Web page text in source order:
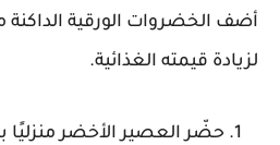
أضف الخضروات الورقية الداكنة
لزيادة قيمته الغذائية.
حضّر العصير الأخضر منزليًا